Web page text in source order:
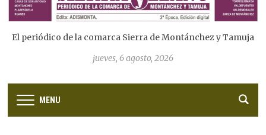
El periódico de la comarca Sierra de Montánchez y Tamuja
jueves, 6 agosto, 2026
MENU